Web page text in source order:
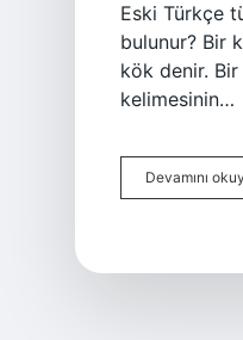
Eski Türkçe
bulunur? Bir
kök denir. Bir
kelimesinin…
Devamını